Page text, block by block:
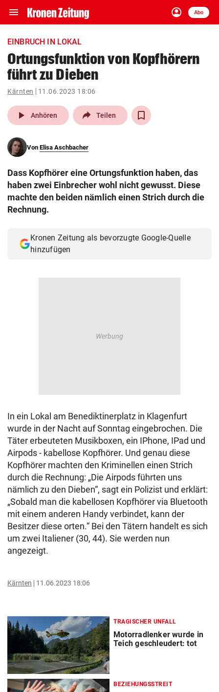
menu Navigation
ein-/ausklappen
account_circle
Anmelden
Abo
close Schließen
account_circle Anmelden
pin_drop
Wien arrow_right
search
eingeben
Muthgasse 2, 1190 Wien
EINBRUCH IN LOKAL
Ortungsfunktion von Kopfhörern
führt zu Dieben
Kärnten 11.06.2023 18:06
play_arrow Anhören Teilen
Von Elisa Aschbacher
Dass Kopfhörer eine Ortungsfunktion haben, das
haben zwei Einbrecher wohl nicht gewusst. Diese
machte den beiden nämlich einen Strich durch die
Rechnung.
Kronen Zeitung als bevorzugte Google-Quelle
hinzufügen
In ein Lokal am Benediktinerplatz in Klagenfurt
wurde in der Nacht auf Sonntag eingebrochen. Die
Täter erbeuteten Musikboxen, ein IPhone, IPad und
Airpods - kabellose Kopfhörer. Und genau diese
Kopfhörer machten den Kriminellen einen Strich
durch die Rechnung: „Die Airpods führten uns
nämlich zu den Dieben“, sagt ein Polizist und erklärt:
„Sobald man die kabellosen Kopfhörer via Bluetooth
mit einem anderen Handy verbindet, kann der
Besitzer diese orten.“ Bei den Tätern handelt es sich
um zwei Italiener (30, 44). Sie werden nun
angezeigt.
Kärnten 11.06.2023 18:06
TRAGISCHER UNFALL
Motorradlenker wurde in
Teich geschleudert: tot
BEZIEHUNGSSTREIT